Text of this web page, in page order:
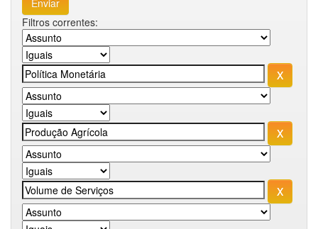
Filtros correntes: